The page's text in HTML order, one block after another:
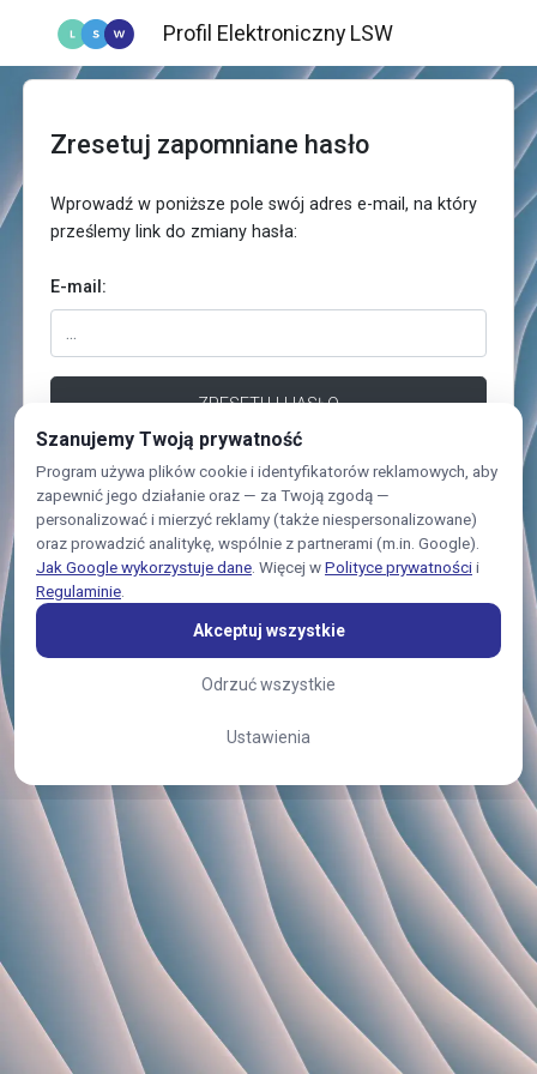
Profil Elektroniczny LSW
Zresetuj zapomniane hasło
Wprowadź w poniższe pole swój adres e-mail, na który
prześlemy link do zmiany hasła:
E-mail:
ZRESETUJ HASŁO
Powróć do logowania
Szanujemy Twoją prywatność
Program używa plików cookie i identyfikatorów reklamowych, aby
zapewnić jego działanie oraz — za Twoją zgodą —
personalizować i mierzyć reklamy (także niespersonalizowane)
oraz prowadzić analitykę, wspólnie z partnerami (m.in. Google).
Jak Google wykorzystuje dane. Więcej wPolityce prywatnościi
Regulaminie.
Ustawienia
Odrzuć wszystkie
Akceptuj wszystkie